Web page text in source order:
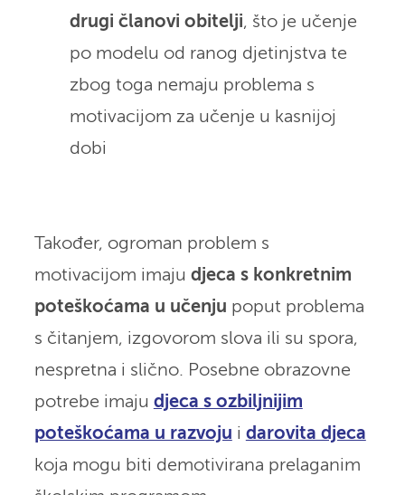
drugi članovi obitelji, što je učenje
po modelu od ranog djetinjstva te
zbog toga nemaju problema s
motivacijom za učenje u kasnijoj
dobi
Također, ogroman problem s
motivacijom imaju djeca s konkretnim
poteškoćama u učenju poput problema
s čitanjem, izgovorom slova ili su spora,
nespretna i slično. Posebne obrazovne
potrebe imaju djeca s ozbiljnijim
poteškoćama u razvoju i darovita djeca
koja mogu biti demotivirana prelaganim